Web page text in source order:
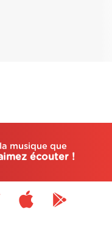
musique que
écouter !